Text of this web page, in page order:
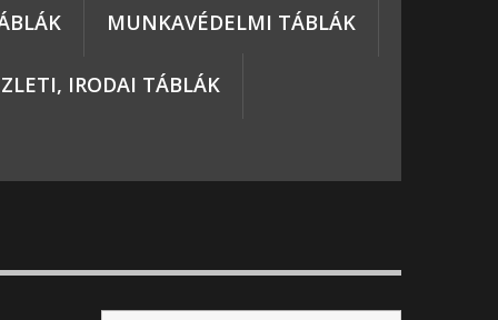
MUNKAVÉDELMI TÁBLÁK
IRODAI TÁBLÁK